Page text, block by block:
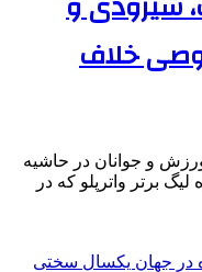
خلاف
ورزش و جوانان در حاشیه
برتر واترپلو که در